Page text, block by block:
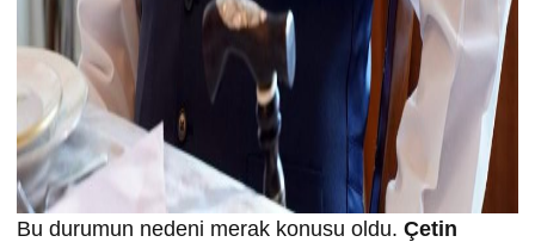
Bu durumun nedeni merak konusu oldu. Çetin